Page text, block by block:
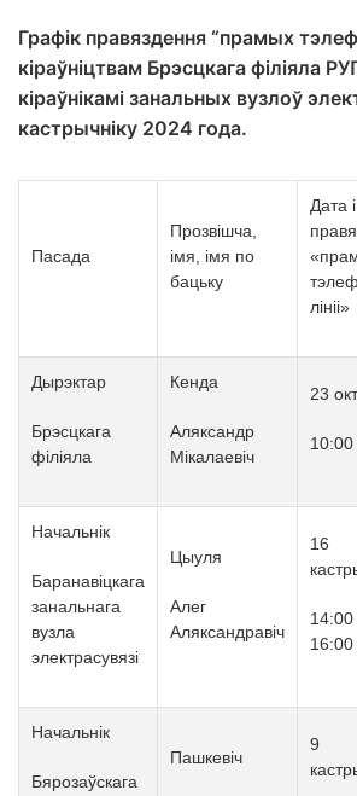
Графік правяздення “прамых
кіраўніцтвам Брэсцкага філіяла
кіраўнікамі занальных вузлоў
кастрычніку 2024 года.
Пасада
Прозвішча,
імя, імя по
бацьку
Дата
лініі»
Дырэктар
Брэсцкага
філіяла
Кенда
Аляксандр
Мікалаевіч
23
Начальнік
Баранавіцкага
занальнага
вузла
электрасувязі
Цыуля
Алег
Аляксандравіч
16
14:00
16:00
Начальнік
Бярозаўскага
Пашкевіч
9